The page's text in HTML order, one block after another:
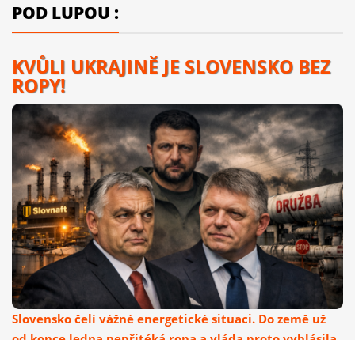
POD LUPOU :
KVŮLI UKRAJINĚ JE SLOVENSKO BEZ
ROPY!
Slovensko čelí vážné energetické situaci. Do země už